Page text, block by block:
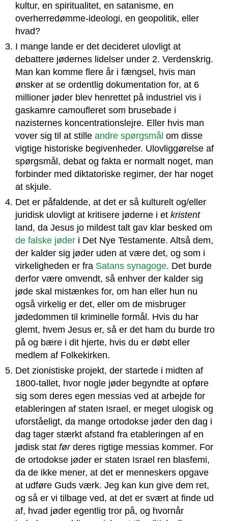
kultur, en spiritualitet, en satanisme, en
overherredømme-ideologi, en geopolitik, eller
hvad?
I mange lande er det decideret ulovligt at
debattere jødernes lidelser under 2. Verdenskrig.
Man kan komme flere år i fængsel, hvis man
ønsker at se ordentlig dokumentation for, at 6
millioner jøder blev henrettet på industriel vis i
gaskamre camoufleret som brusebade i
nazisternes koncentrationslejre. Eller hvis man
vover sig til at stille andre spørgsmål om disse
vigtige historiske begivenheder. Ulovliggørelse af
spørgsmål, debat og fakta er normalt noget, man
forbinder med diktatoriske regimer, der har noget
at skjule.
Det er påfaldende, at det er så kulturelt og/eller
juridisk ulovligt at kritisere jøderne i et kristent
land, da Jesus jo mildest talt gav klar besked om
de falske jøder i Det Nye Testamente. Altså dem,
der kalder sig jøder uden at være det, og som i
virkeligheden er fra Satans synagoge. Det burde
derfor være omvendt, så enhver der kalder sig
jøde skal mistænkes for, om han eller hun nu
også virkelig er det, eller om de misbruger
jødedommen til kriminelle formål. Hvis du har
glemt, hvem Jesus er, så er det ham du burde tro
på og bære i dit hjerte, hvis du er døbt eller
medlem af Folkekirken.
Det zionistiske projekt, der startede i midten af
1800-tallet, hvor nogle jøder begyndte at opføre
sig som deres egen messias ved at arbejde for
etableringen af staten Israel, er meget ulogisk og
uforståeligt, da mange ortodokse jøder den dag i
dag tager stærkt afstand fra etableringen af en
jødisk stat førderes rigtige messias kommer. For
de ortodokse jøder er staten Israel ren blasfemi,
da de ikke mener, at det er menneskers opgave
at udføre Guds værk. Jeg kan kun give dem ret,
og så er vi tilbage ved, at det er svært at finde ud
af, hvad jøder egentlig tror på, og hvornår